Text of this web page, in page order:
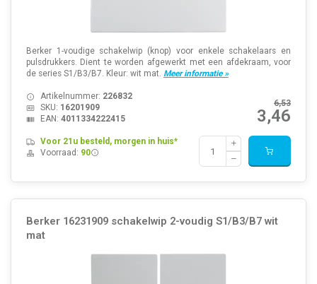
Berker 1-voudige schakelwip (knop) voor enkele schakelaars en
pulsdrukkers. Dient te worden afgewerkt met een afdekraam, voor
de series S1/B3/B7. Kleur: wit mat. Meer informatie »
6,53
3,46
Artikelnummer: 226832
SKU: 16201909
EAN: 4011334222415
Voor 21u besteld, morgen in huis*
Voorraad: 90
Berker 16231909 schakelwip 2-voudig S1/B3/B7 wit
mat